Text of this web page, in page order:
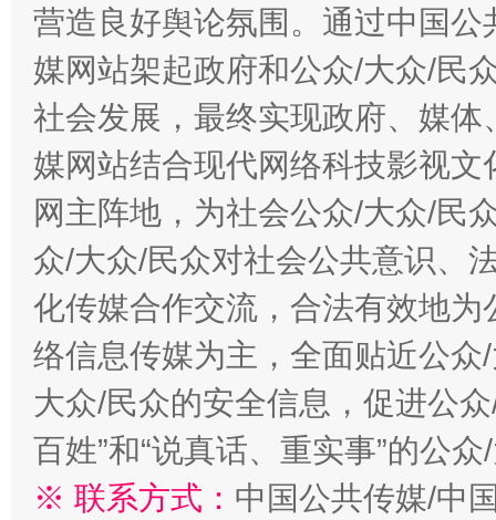
东山县通报“牛蛙产品抗生素超标问题” 法
千年窑火 生生不息 一
营造良好舆论氛围。通过中国
媒网站架起政府和公众/大众/民
社会发展，最终实现政府、媒
媒网站结合现代网络科技影视
网主阵地，为社会公众/大众/民
众/大众/民众对社会公共意识、
化传媒合作交流，合法有效地
络信息传媒为主，全面贴近公
大众/民众的安全信息，促进公
百姓”和“说真话、重实事”的公
※ 联系方式： 中国公共传媒/中